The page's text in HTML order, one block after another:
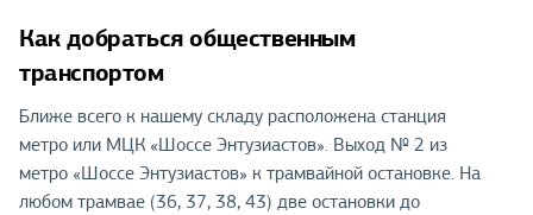
Как добраться общественным
транспортом
Ближе всего к нашему складу расположена станция
метро или МЦК «Шоссе Энтузиастов». Выход № 2 из
метро «Шоссе Энтузиастов» к трамвайной остановке. На
любом трамвае (36, 37, 38, 43) две остановки до